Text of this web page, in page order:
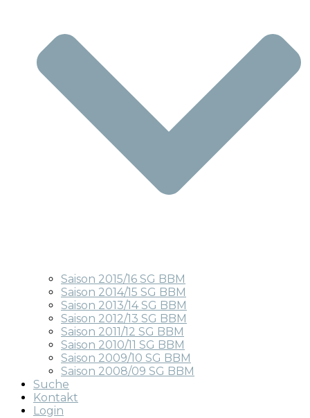
Saison 2015/16 SG BBM
Saison 2014/15 SG BBM
Saison 2013/14 SG BBM
Saison 2012/13 SG BBM
Saison 2011/12 SG BBM
Saison 2010/11 SG BBM
Saison 2009/10 SG BBM
Saison 2008/09 SG BBM
Suche
Kontakt
Login